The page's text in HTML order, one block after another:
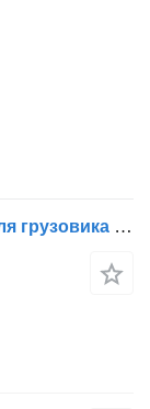
Насос гидроусилителя 7684955103 для грузовика Nissan ATLEON | 00